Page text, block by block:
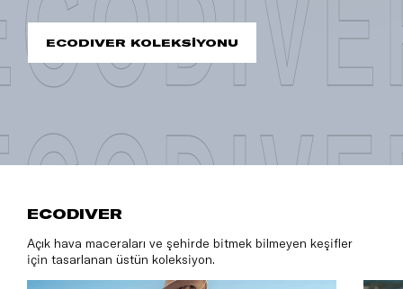
ECODIVER KOLEKSİYONU
ECODIVER
Açık hava maceraları ve şehirde bitmek bilmeyen keşifler
için tasarlanan üstün koleksiyon.